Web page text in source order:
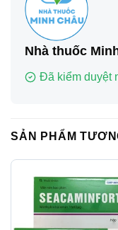
Nhà thuốc
Đã kiểm duyệt
SẢN PHẨM